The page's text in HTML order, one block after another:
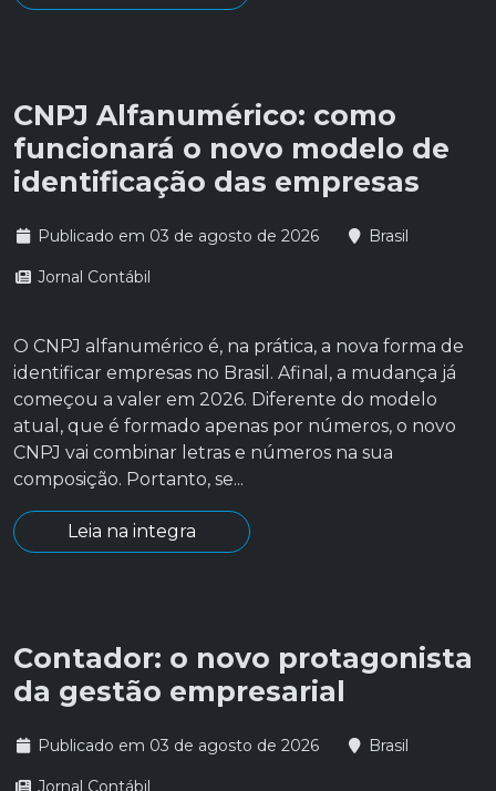
CNPJ Alfanumérico: como
funcionará o novo modelo de
identificação das empresas
Publicado em 03 de agosto de 2026 Brasil
Jornal Contábil
O CNPJ alfanumérico é, na prática, a nova forma de
identificar empresas no Brasil. Afinal, a mudança já
começou a valer em 2026. Diferente do modelo
atual, que é formado apenas por números, o novo
CNPJ vai combinar letras e números na sua
composição. Portanto, se...
Leia na integra
Contador: o novo protagonista
da gestão empresarial
Publicado em 03 de agosto de 2026 Brasil
Jornal Contábil